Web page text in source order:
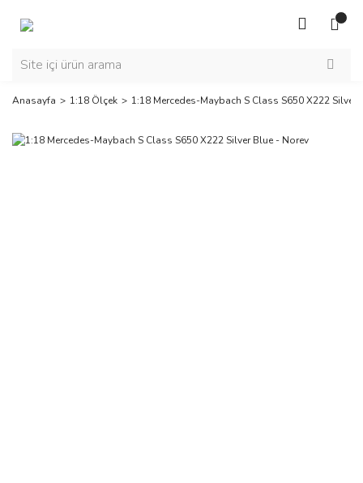
Anasayfa 1:18 Ölçek 1:18 Mercedes-Maybach S Class S650 X222 Silver